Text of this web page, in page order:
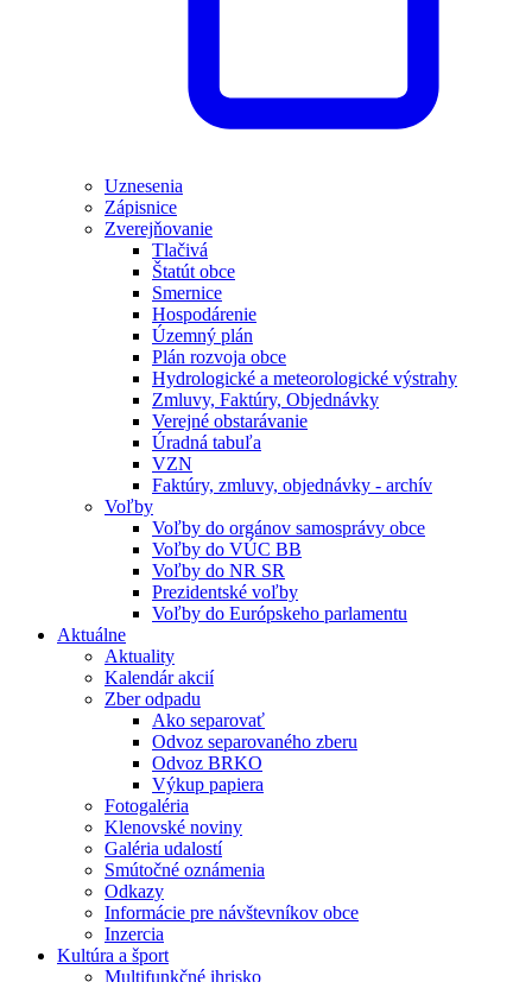
Uznesenia
Zápisnice
Zverejňovanie
Tlačivá
Štatút obce
Smernice
Hospodárenie
Územný plán
Plán rozvoja obce
Hydrologické a meteorologické výstrahy
Zmluvy, Faktúry, Objednávky
Verejné obstarávanie
Úradná tabuľa
VZN
Faktúry, zmluvy, objednávky - archív
Voľby
Voľby do orgánov samosprávy obce
Voľby do VÚC BB
Voľby do NR SR
Prezidentské voľby
Voľby do Európskeho parlamentu
Aktuálne
Aktuality
Kalendár akcií
Zber odpadu
Ako separovať
Odvoz separovaného zberu
Odvoz BRKO
Výkup papiera
Fotogaléria
Klenovské noviny
Galéria udalostí
Smútočné oznámenia
Odkazy
Informácie pre návštevníkov obce
Inzercia
Kultúra a šport
Multifunkčné ihrisko